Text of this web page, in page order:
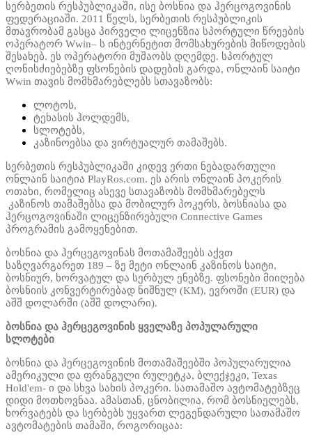
სერბეთის რესპუბლიკაში, ისე ბოსნია და ჰერცოგოვინის
ფედერაციაში. 2011 წელს, სერბეთის რესპუბლიკის
მთავრობამ გასცა პირველი ლიცენზია სპორტული წრეების
ოპერატორ Wwin– ს ინტერნეტით მომსახურების მიწოდების
შესახებ. ეს ოპერატორი მუშაობს დღემდე. სპორტულ
ღონისძიებებზე ფსონების დადების გარდა, ონლაინ საიტი
Wwin თავის მომხმარებლებს სთავაზობს:
ლოტოს,
ტეხასის ჰოლდემს,
სლოტებს,
კაზინოებსა და ვირტუალურ თამაშებს.
სერბეთის რესპუბლიკაში კიდევ ერთი ნებადართული
ონლაინ საიტია PlayRos.com. ეს არის ონლაინ პოკერის
ოთახი, რომელიც ასევე სთავაზობს მომხმარებელს
კაზინოს თამაშებსა და მობილურ პოკერს, ბოსნიასა და
ჰერცოგოვინაში ლიცენზირებული Connective Games
პროგრამის გამოყენებით.
ბოსნია და ჰერცეგოვინას მოთამაშეებს აქვთ
საზღვარგარეთ 189 – ზე მეტი ონლაინ კაზინოს საიტი,
ბოსნიურ, ხორვატულ და სერბულ ენებზე. ფსონები მიიღება
ბოსნიის კონვერტირებად ნიშნულ (KM), ევროში (EUR) და
აშშ დოლარში (აშშ დოლარი).
ბოსნია და ჰერცეგოვინის ყველაზე პოპულარული
სლოტები
ბოსნია და ჰერცეგოვინის მოთამაშეებში პოპულარულია
ამერიკული და ფრანგული რულეტკა, ბლექჯეკი, Texas
Hold'em- ი და სხვა სახის პოკერი. სათამაშო ავტომატებზეც
დიდი მოთხოვნაა. ამასთან, ცნობილია, რომ ბოსნიელებს,
ხორვატებს და სერბებს უყვართ ლეგენდარული სათამაშო
ავტომატების თამაში, როგორიცაა: